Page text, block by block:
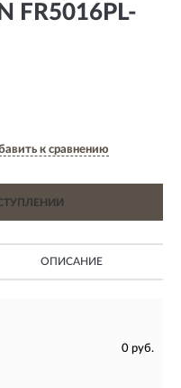
FR5016PL-
к сравнению
ОПИСАНИЕ
0 руб.